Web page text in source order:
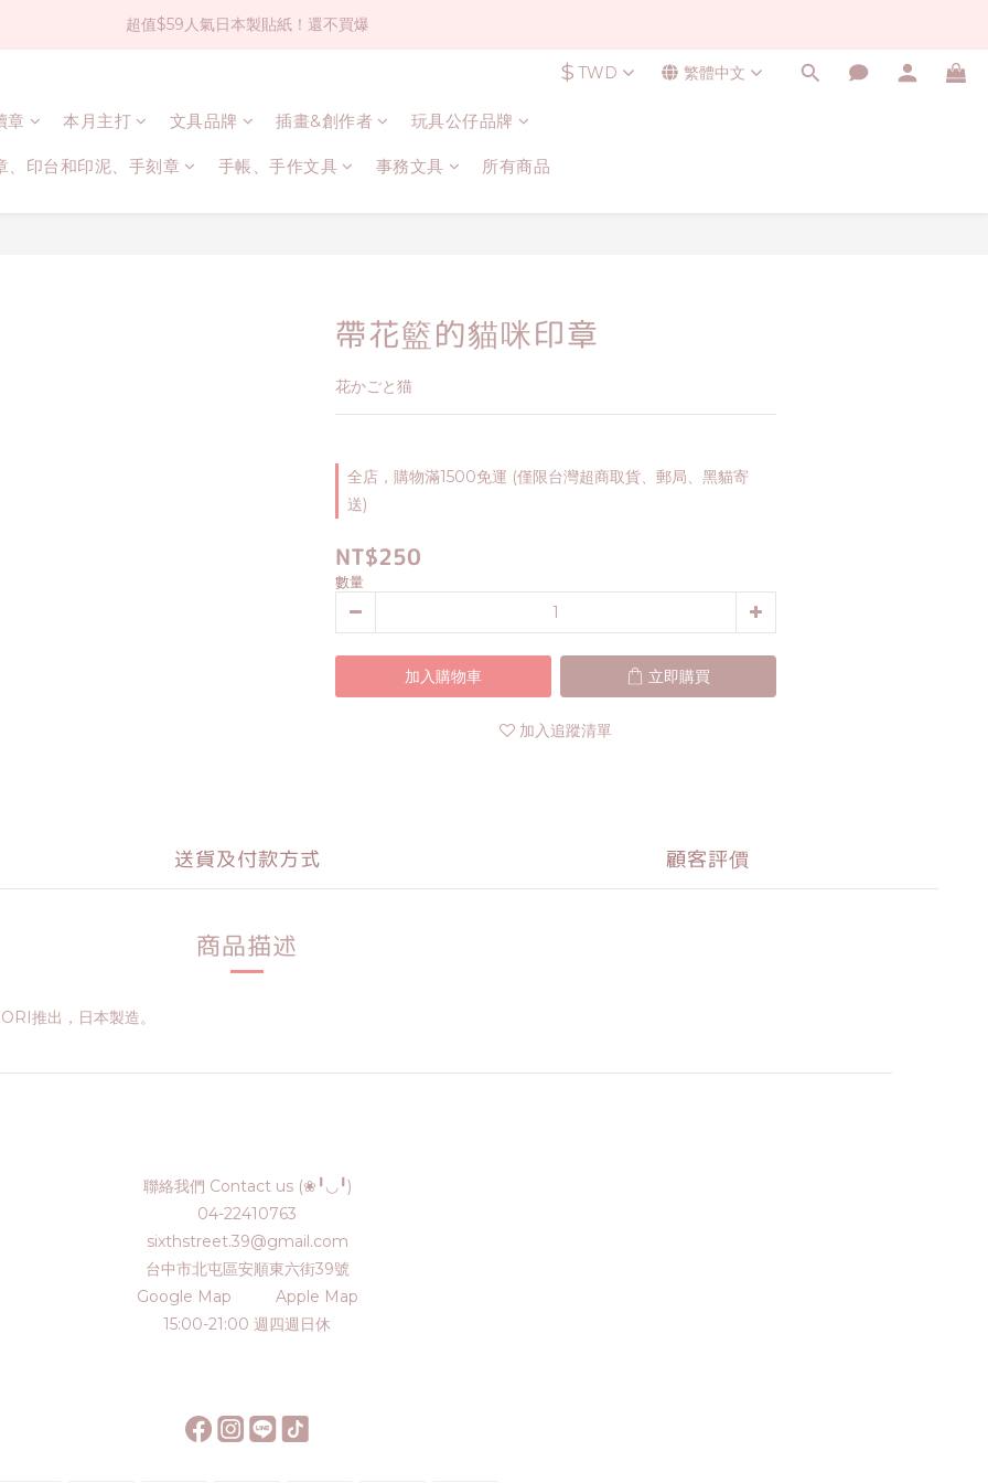
社群大人氣！各種有趣的打洞器
超值$59人氣日本製貼紙！還不買爆
社群大人氣！各種有趣的打洞器
$ TWD 繁體中文
章 本月主打 文具品牌 插畫&創作者 玩具公仔品牌
、印台和印泥、手刻章 手帳、手作文具 事務文具 所有商品
帶花籃的貓咪印章
花かごと猫
全店，購物滿1500免運 (僅限台灣超商取貨、郵局、黑貓寄
送)
NT$250
數量
加入購物車 立即購買
加入追蹤清單
送貨及付款方式 顧客評價
商品描述
推出，日本製造。
聯絡我們 Contact us (❀╹◡╹)
04-22410763
sixthstreet.39@gmail.com
台中市北屯區安順東六街39號
Google Map
Apple Map
15:00-21:00 週四週日休